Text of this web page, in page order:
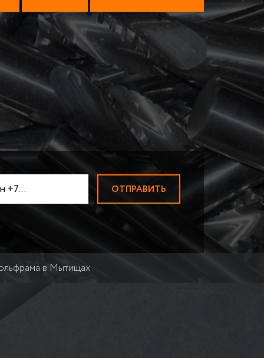
НА МЕТАЛЛОЛОМ
МЕДНЫХ РАДИАТОРОВ
ПРИЕМ ЛОМА ТИТАНА
Прием стружки титана
Прием титана ВТ 1-0
ПРИЕМ НИХРОМА НА ЛОМ
ПРИЕМ ОЛОВА
БАББИТ
Баббит Б-83
Баббит Б-16
ПРИЕМ ПРИПОЯ
Прием вольфрамовой
ПРИЕМ НИКЕЛЯ
ТВЕРДОСПЛАВЫ ВК-ТК
ПРИЕМ ЦИРКОНИЯ
Быстрорезы Р6М5
ЦЕНЫ НА ЦВЕТМЕТ
в Мытищах